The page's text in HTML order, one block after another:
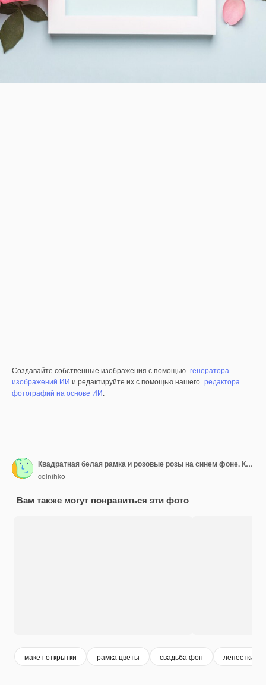
Создавайте собственные изображения с помощью генератора
изображений ИИ и редактируйте их с помощью нашего редактора
фотографий на основе ИИ.
Квадратная белая рамка и розовые розы на синем фоне. Красивая цветочная композиция для вашего дизайна.
colnihko
Вам также могут понравиться эти фото
макет открытки рамка цветы свадьба фон лепестки